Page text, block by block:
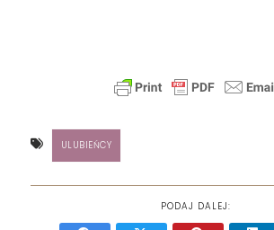
ULUBIEŃCY
PODAJ DALEJ: